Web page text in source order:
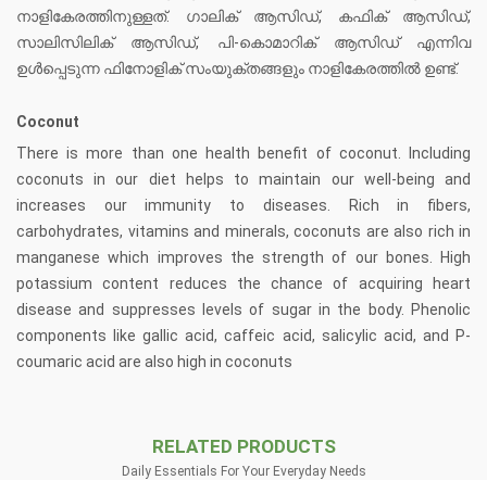
നാളികേരത്തിനുള്ളത്. ഗാലിക് ആസിഡ്, കഫിക് ആസിഡ്,
സാലിസിലിക് ആസിഡ്, പി-കൊമാറിക് ആസിഡ് എന്നിവ
ഉൾപ്പെടുന്ന ഫിനോളിക് സംയുക്തങ്ങളും നാളികേരത്തിൽ ഉണ്ട്.
Coconut
There is more than one health benefit of coconut. Including
coconuts in our diet helps to maintain our well-being and
increases our immunity to diseases. Rich in fibers,
carbohydrates, vitamins and minerals, coconuts are also rich in
manganese which improves the strength of our bones. High
potassium content reduces the chance of acquiring heart
disease and suppresses levels of sugar in the body. Phenolic
components like gallic acid, caffeic acid, salicylic acid, and P-
coumaric acid are also high in coconuts
RELATED PRODUCTS
Daily Essentials For Your Everyday Needs